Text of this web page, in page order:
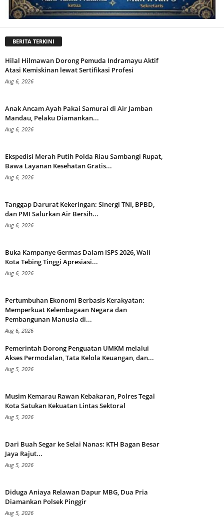
BERITA TERKINI
Hilal Hilmawan Dorong Pemuda Indramayu Aktif
Atasi Kemiskinan lewat Sertifikasi Profesi
Aug 6, 2026
Anak Ancam Ayah Pakai Samurai di Air Jamban
Mandau, Pelaku Diamankan...
Aug 6, 2026
Ekspedisi Merah Putih Polda Riau Sambangi Rupat,
Bawa Layanan Kesehatan Gratis...
Aug 6, 2026
Tanggap Darurat Kekeringan: Sinergi TNI, BPBD,
dan PMI Salurkan Air Bersih...
Aug 6, 2026
Buka Kampanye Germas Dalam ISPS 2026, Wali
Kota Tebing Tinggi Apresiasi...
Aug 6, 2026
Pertumbuhan Ekonomi Berbasis Kerakyatan:
Memperkuat Kelembagaan Negara dan
Pembangunan Manusia di...
Aug 6, 2026
Pemerintah Dorong Penguatan UMKM melalui
Akses Permodalan, Tata Kelola Keuangan, dan...
Aug 5, 2026
Musim Kemarau Rawan Kebakaran, Polres Tegal
Kota Satukan Kekuatan Lintas Sektoral
Aug 5, 2026
Dari Buah Segar ke Selai Nanas: KTH Bagan Besar
Jaya Rajut...
Aug 5, 2026
Diduga Aniaya Relawan Dapur MBG, Dua Pria
Diamankan Polsek Pinggir
Aug 5, 2026